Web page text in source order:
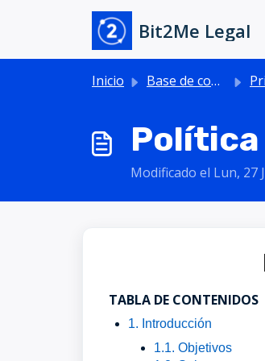
Saltar al contenido principal
Bit2Me Legal
Inicio Base de conocimientos
Modificado el Lun, 27
TABLA DE CONTENIDOS
1. Introducción
1.1. Objetivos